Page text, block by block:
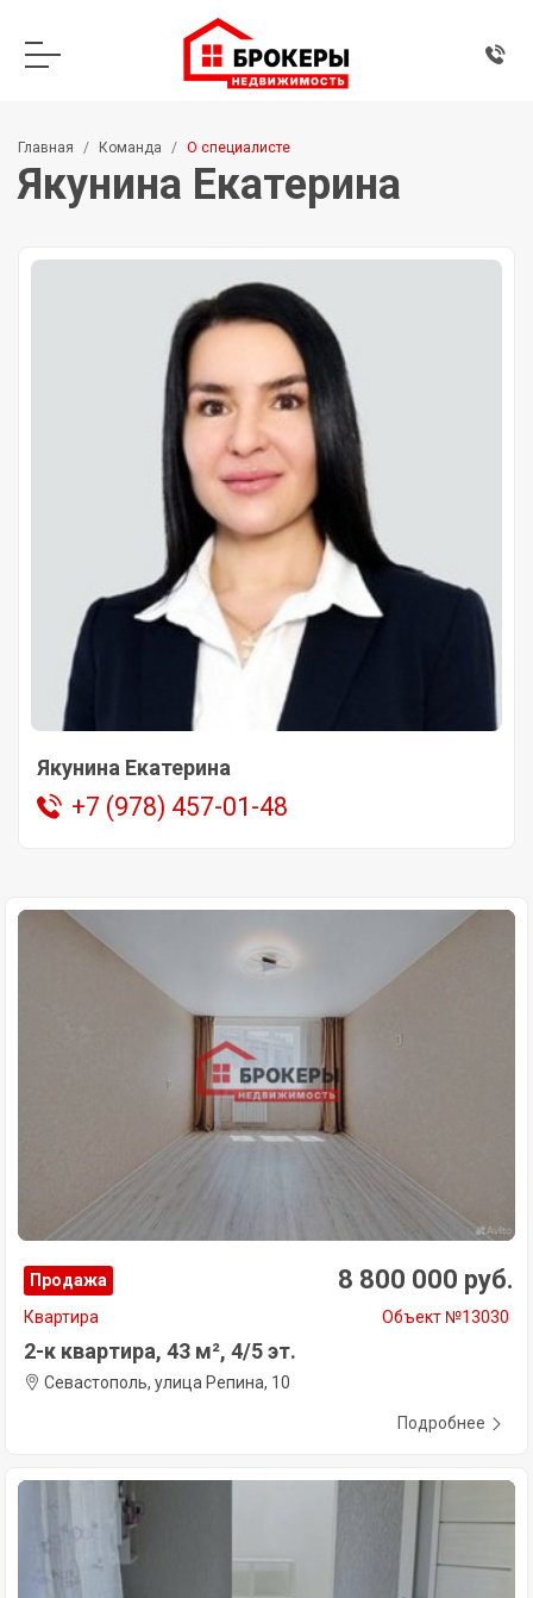
Главная Команда О специалисте
Якунина Екатерина
Якунина Екатерина
+7 (978) 457-01-48
Продажа 8 800 000 руб.
Квартира Объект №13030
2-к квартира, 43 м², 4/5 эт.
Севастополь, улица Репина, 10
Подробнее